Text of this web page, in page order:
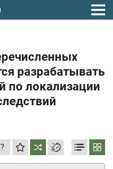
разрабатывать
по локализации
?